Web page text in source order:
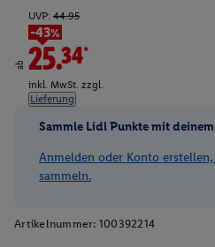
ab
UVP: 44.95
-43%
25.34*
inkl. MwSt. zzgl.
Lieferung
Sammle Lidl Punkte mit
Anmelden oder Konto
sammeln.
Artikelnummer: 100392214